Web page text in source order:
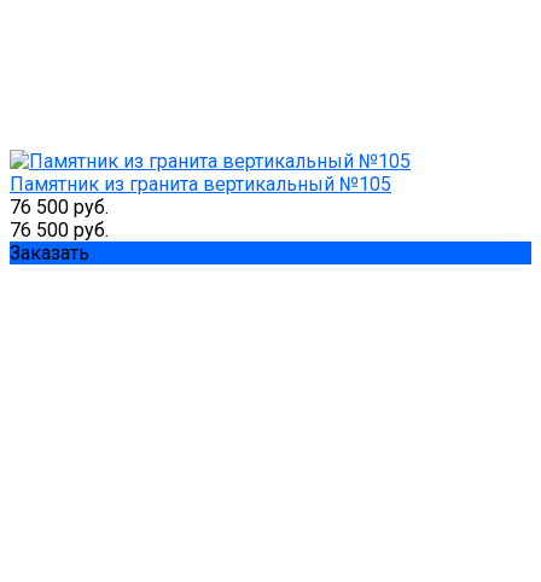
Памятник из гранита вертикальный №105
76 500 руб.
76 500 руб.
Заказать